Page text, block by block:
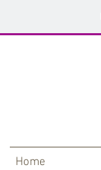
Home